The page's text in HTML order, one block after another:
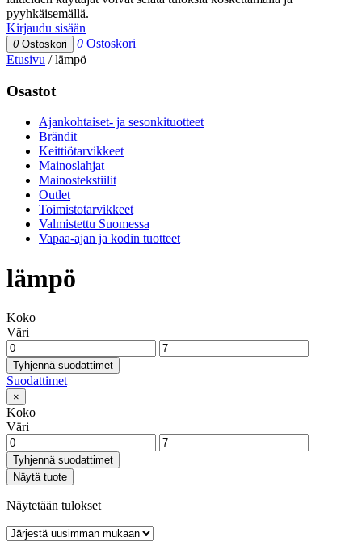
pyyhkäisemällä.
Kirjaudu sisään
0 Ostoskori 0 Ostoskori
Etusivu /lämpö
Osastot
Ajankohtaiset- ja sesonkituotteet
Brändit
Keittiötarvikkeet
Mainoslahjat
Mainostekstiilit
Outlet
Toimistotarvikkeet
Valmistettu Suomessa
Vapaa-ajan ja kodin tuotteet
lämpö
Koko
Väri
Tyhjennä suodattimet
Suodattimet
×
Koko
Väri
Tyhjennä suodattimet
Näytä tuote
Näytetään tulokset